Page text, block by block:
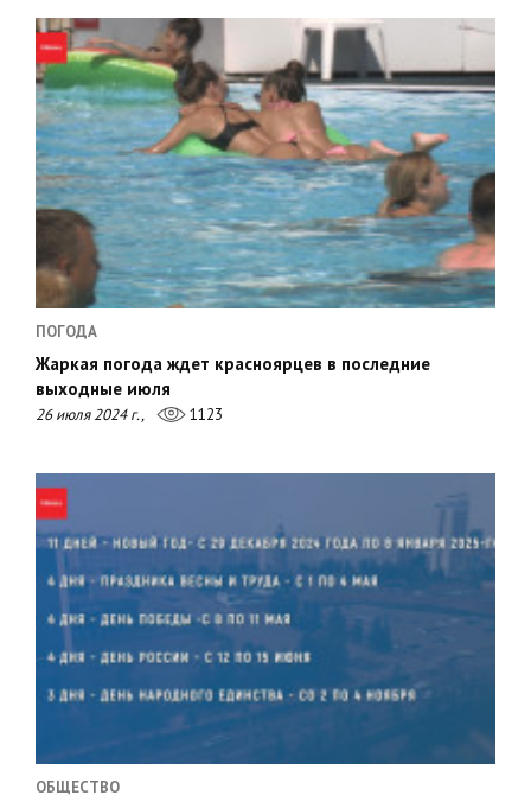
ПОГОДА
Жаркая погода ждет красноярцев в последние
выходные июля
26 июля 2024 г., 1123
ОБЩЕСТВО